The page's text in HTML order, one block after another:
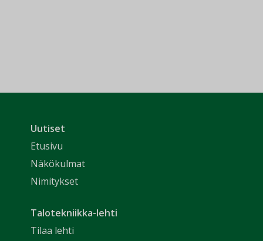
Uutiset
Etusivu
Näkökulmat
Nimitykset
Talotekniikka-lehti
Tilaa lehti